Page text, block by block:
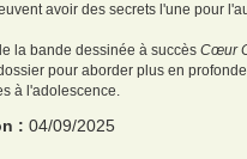
avoir des secrets l'une pour
la bande dessinée à succès Cœur
pour aborder plus en
à l'adolescence.
: 04/09/2025